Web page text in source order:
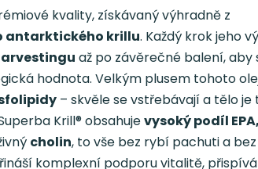
kvality, získávaný výhradně z
antarktického krillu. Každý krok jeho
až po závěrečné balení, aby
hodnota. Velkým plusem tohoto
– skvěle se vstřebávají a tělo je
Krill® obsahujevysoký podíl
cholin, to vše bez rybí pachuti a bez
komplexní podporu vitalitě,